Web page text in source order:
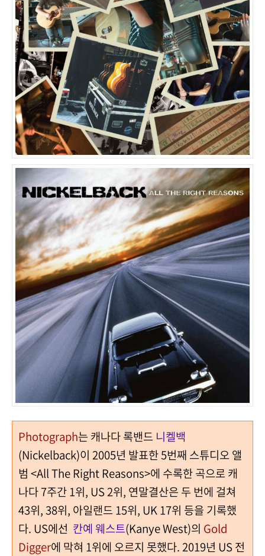
Photograph는 캐나다 록밴드 니켈백
(Nickelback)이 2005년 발표한 5번째 스튜디오 앨
범 <All The Right Reasons>에 수록한 곡으로 캐
나다 7주간 1위, US 2위, 연말결산은 두 번에 걸쳐
43위, 38위, 아일랜드 15위, UK 17위 등을 기록했
다. US에선 칸예 웨스트(Kanye West)의 Gold
Digger에 막혀 1위에 오르지 못했다. 2019년 US 전